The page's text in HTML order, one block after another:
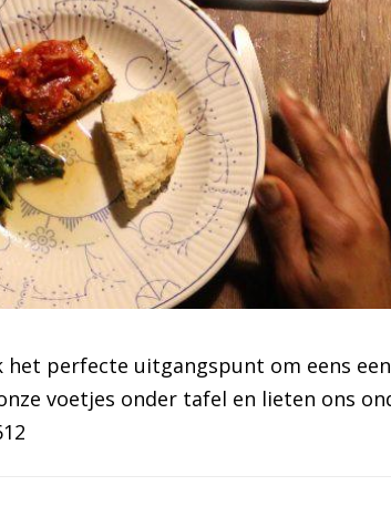
het perfecte uitgangspunt om eens
voetjes onder tafel en lieten ons